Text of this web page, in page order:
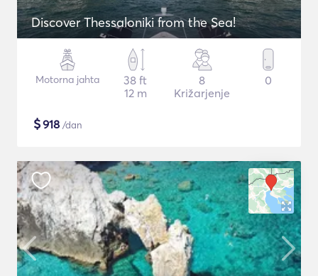
Discover Thessaloniki from the Sea!
Motorna jahta
38 ft
12 m
8
Križarjenje
0
$918 /dan